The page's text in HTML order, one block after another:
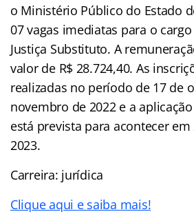
o Ministério Público do Estado
07 vagas imediatas para o
Justiça Substituto. A
valor de R$ 28.724,40. As
realizadas no período de 17 de
novembro de 2022 e a
está prevista para acontecer
2023.
Carreira: jurídica
Clique aqui e saiba mais!